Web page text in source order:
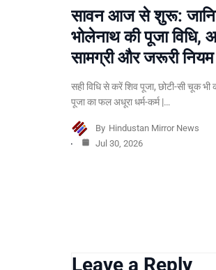
सावन आज से शुरू:
भोलेनाथ की पूजा विधि,
सामग्री और जरूरी नियम
सही विधि से करें शिव पूजा, छोटी-सी चूक
पूजा का फल अधूरा धर्म-कर्म |…
By Hindustan Mirror News
Jul 30, 2026
Leave a Reply